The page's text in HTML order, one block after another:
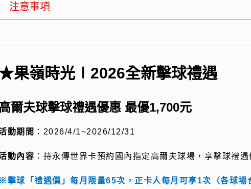
注意事項
果嶺時光∣2026全新擊球禮遇
爾夫球擊球禮遇優惠 最優1,700元
動期間 ： 2026/4/1~2026/12/31
動內容 ：持永傳世界卡預約國內指定高爾夫球場，享擊球禮遇
※擊球「禮遇價」每月限量65次，正卡人每月可享1次（各球場